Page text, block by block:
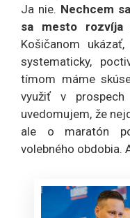
Ja nie. Nechcem
sa mesto rozvíja
Košičanom
systematicky,
tímom máme
využiť v
uvedomujem, že
ale o maratón
volebného obdobia.